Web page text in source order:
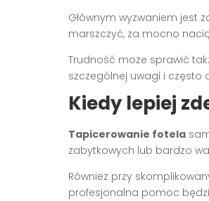
Głównym wyzwaniem jest
marszczyć, za mocno
Trudność może sprawić
szczególnej uwagi i często
Kiedy lepiej
Tapicerowanie fotela
zabytkowych lub bardzo
Również przy
profesjonalna pomoc